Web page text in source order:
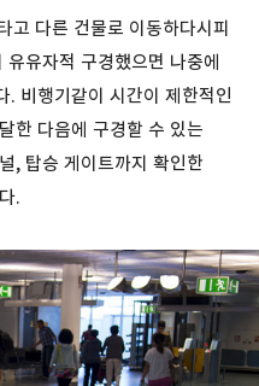
고 다른 건물로 이동하다시피
유자적 구경했으면 나중에
. 비행기같이 시간이 제한적인
한 다음에 구경할 수 있는
, 탑승 게이트까지 확인한
.